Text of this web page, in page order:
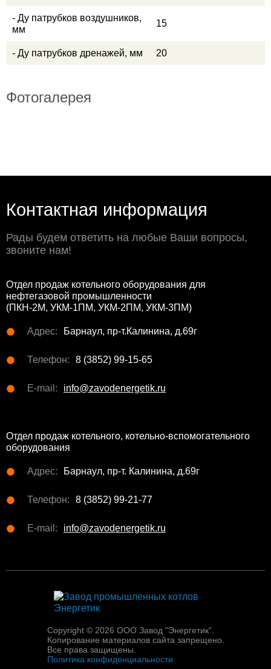
- Ду патрубков воздушников,
мм
15
- Ду патрубков дренажей, мм 20
Фотогалерея
Контактная информация
Рады будем ответить на любые Ваши вопросы,
звоните нам!
Отдел продаж котельного оборудования для
нефтегазовой промышленности
(ПКН-2М, УКМ-1ПМ, УКМ-2ПМ, УКМ-3ПМ)
Адрес: Барнаул, пр-т.Калинина, д.69г
Телефон: 8 (3852) 99-15-65
E-mail: info@zavodenergetik.ru
Отдел продаж котельного, котельно-вспомогательного
оборудования
Адрес: Барнаул, пр-т. Калинина, д.69г
Телефон: 8 (3852) 99-21-77
E-mail: info@zavodenergetik.ru
Copyright © 2026 ООО Завод "Энергетик".
Копирование материалов сайта запрещено.
Все права защищены.
Политика конфиденциальности